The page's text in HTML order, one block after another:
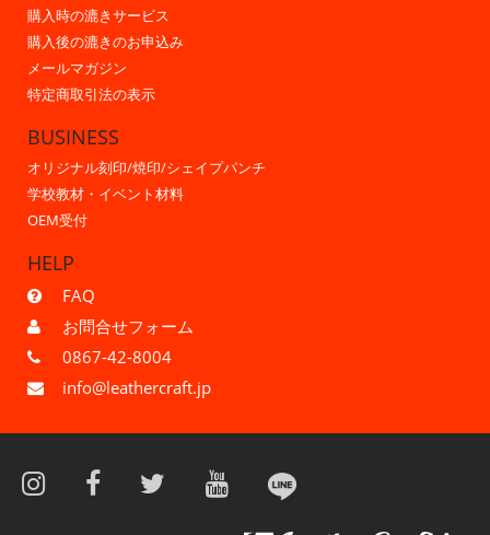
購入時の漉きサービス
購入後の漉きのお申込み
メールマガジン
特定商取引法の表示
BUSINESS
オリジナル刻印/焼印/シェイプパンチ
学校教材・イベント材料
OEM受付
HELP
FAQ
お問合せフォーム
0867-42-8004
info@leathercraft.jp